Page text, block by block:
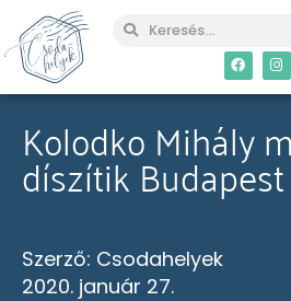
Kolodko Mihály
díszítik
Szerző: Csodahelyek
2020. január 27.